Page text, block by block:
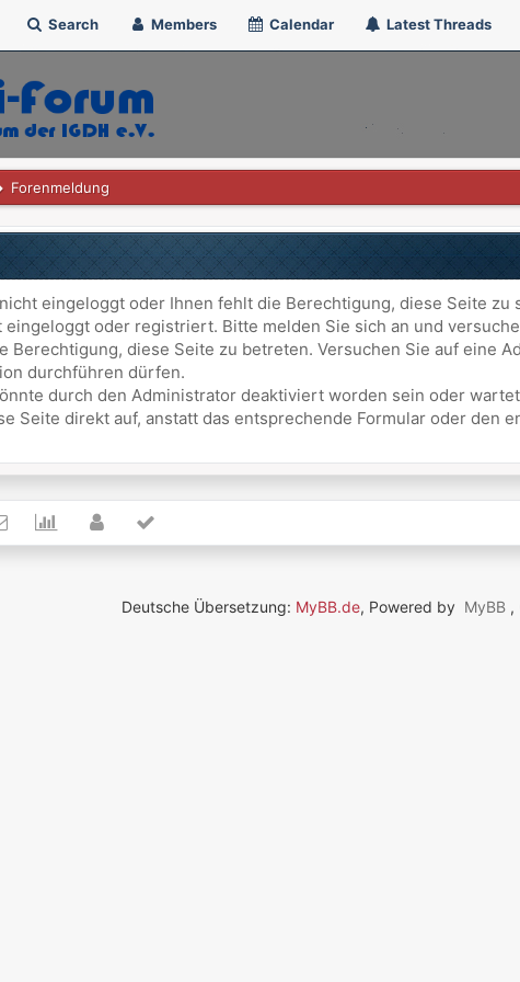
Search Members Calendar Latest Threads
Forenmeldung
eingeloggt oder Ihnen fehlt die Berechtigung, diese Seite
eingeloggt oder registriert. Bitte melden Sie sich an und
Berechtigung, diese Seite zu betreten. Versuchen Sie auf eine
durchführen dürfen.
durch den Administrator deaktiviert worden sein oder
Seite direkt auf, anstatt das entsprechende Formular oder den
Deutsche Übersetzung: MyBB.de, Powered by MyBB ,